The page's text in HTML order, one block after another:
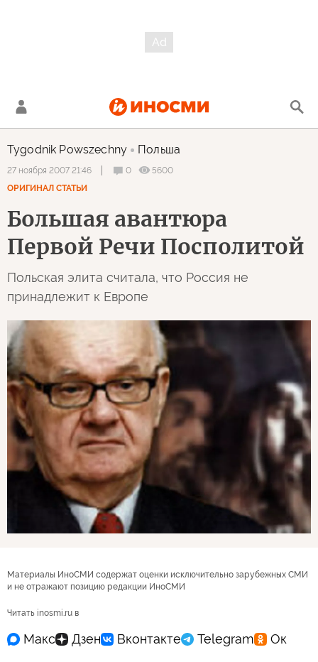
Tygodnik Powszechny Польша
27 ноября 2007 21:46 0
5600
ОРИГИНАЛ СТАТЬИ
Большая авантюра
Первой Речи Посполитой
Польская элита считала, что Россия не
принадлежит к Европе
Материалы ИноСМИ содержат оценки исключительно зарубежных СМИ
и не отражают позицию редакции ИноСМИ
Читать inosmi.ru в